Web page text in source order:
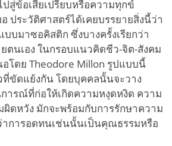
สู่ข้อเสียเปรียบหรือความทุกข์
ประวัติศาสตร์ได้เคยบรรยายสิ่งนี้ว่า
บมาซอคิสติก ซึ่งบางครั้งเรียกว่า
นเอง ในกรอบแนวคิดชีว-จิต-สังคม
โดย Theodore Millon รูปแบบนี้
ที่ขัดแย้งกัน โดยบุคคลนั้นจะวาง
ารณ์ที่ก่อให้เกิดความหงุดหงิด ความ
ดหวัง มักจะพร้อมกับการรักษาความ
าการอดทนเช่นนั้นเป็นคุณธรรมหรือ